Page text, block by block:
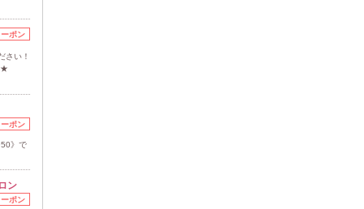
ポン
さい！
★
ポン
》で
ン
ポン